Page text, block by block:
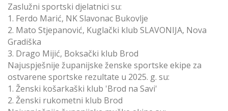
Zaslužni sportski djelatnici su:
1. Ferdo Marić, NK Slavonac Bukovlje
2. Mato Stjepanović, Kuglački klub SLAVONIJA, Nova
Gradiška
3. Drago Mijić, Boksački klub Brod
Najuspješnije županijske ženske sportske ekipe za
ostvarene sportske rezultate u 2025. g. su:
1. Ženski košarkaški klub 'Brod na Savi'
2. Ženski rukometni klub Brod